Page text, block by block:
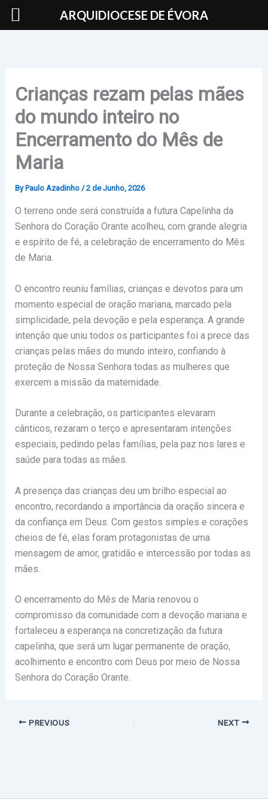
Skip
Crianças rezam pelas mães
do mundo inteiro no
Encerramento do Mês de
Maria
By Paulo Azadinho /2 de Junho, 2026
O terreno onde será construída a futura Capelinha da
Senhora do Coração Orante acolheu, com grande alegria
e espírito de fé, a celebração de encerramento do Mês
de Maria.
O encontro reuniu famílias, crianças e devotos para um
momento especial de oração mariana, marcado pela
simplicidade, pela devoção e pela esperança. A grande
intenção que uniu todos os participantes foi a prece das
crianças pelas mães do mundo inteiro, confiando à
proteção de Nossa Senhora todas as mulheres que
exercem a missão da maternidade.
Durante a celebração, os participantes elevaram
cânticos, rezaram o terço e apresentaram intenções
especiais, pedindo pelas famílias, pela paz nos lares e
saúde para todas as mães.
A presença das crianças deu um brilho especial ao
encontro, recordando a importância da oração sincera e
da confiança em Deus. Com gestos simples e corações
cheios de fé, elas foram protagonistas de uma
mensagem de amor, gratidão e intercessão por todas as
mães.
O encerramento do Mês de Maria renovou o
compromisso da comunidade com a devoção mariana e
fortaleceu a esperança na concretização da futura
capelinha, que será um lugar permanente de oração,
acolhimento e encontro com Deus por meio de Nossa
Senhora do Coração Orante.
PREVIOUS NEXT
ARQUIDIOCESE DE ÉVORA